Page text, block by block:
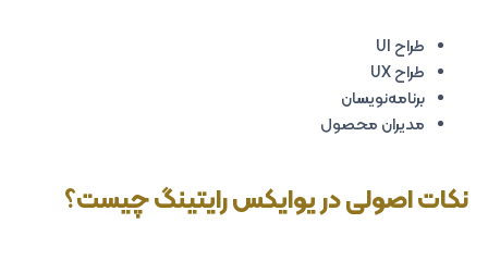
طراح UI
طراح UX
برنامه‌نویسان
مدیران محصول
نکات اصولی در یوایکس رایتینگ چیست؟